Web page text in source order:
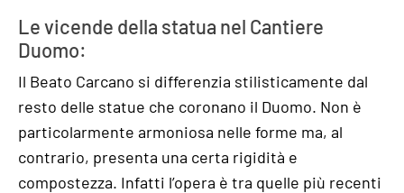
Le vicende della statua nel Cantiere
Duomo:
Il Beato Carcano si differenzia stilisticamente dal
resto delle statue che coronano il Duomo. Non è
particolarmente armoniosa nelle forme ma, al
contrario, presenta una certa rigidità e
compostezza. Infatti l’opera è tra quelle più recenti